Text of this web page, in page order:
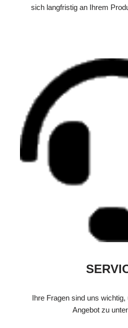
sich langfristig an Ihrem
Ihre Fragen sind uns
Angebot zu